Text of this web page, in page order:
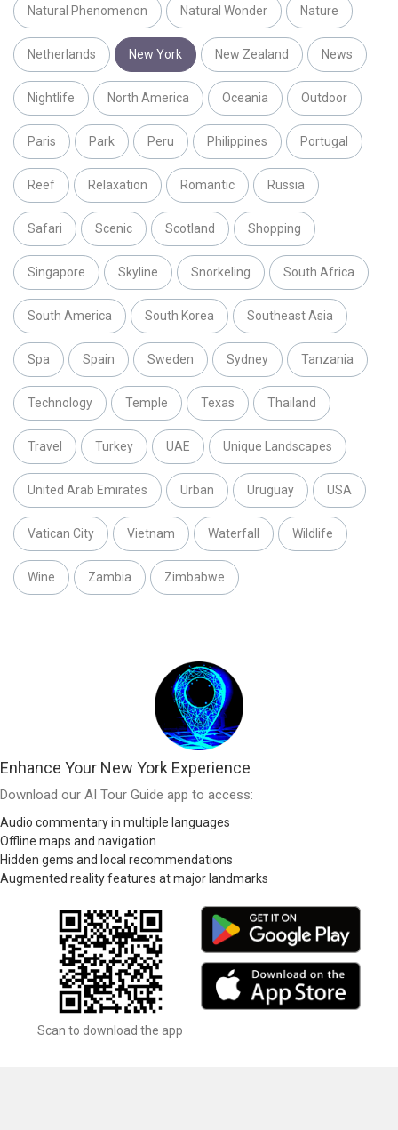
Natural Phenomenon Natural Wonder Nature
Netherlands New York New Zealand News
Nightlife North America Oceania Outdoor
Paris Park Peru Philippines Portugal
Reef Relaxation Romantic Russia
Safari Scenic Scotland Shopping
Singapore Skyline Snorkeling South Africa
South America South Korea Southeast Asia
Spa Spain Sweden Sydney Tanzania
Technology Temple Texas Thailand
Travel Turkey UAE Unique Landscapes
United Arab Emirates Urban Uruguay USA
Vatican City Vietnam Waterfall Wildlife
Wine Zambia Zimbabwe
Enhance Your New York Experience
Download our AI Tour Guide app to access:
Audio commentary in multiple languages
Offline maps and navigation
Hidden gems and local recommendations
Augmented reality features at major landmarks
Scan to download the app